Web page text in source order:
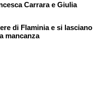
Carrara e Giulia
di Flaminia e si lasciano
mancanza